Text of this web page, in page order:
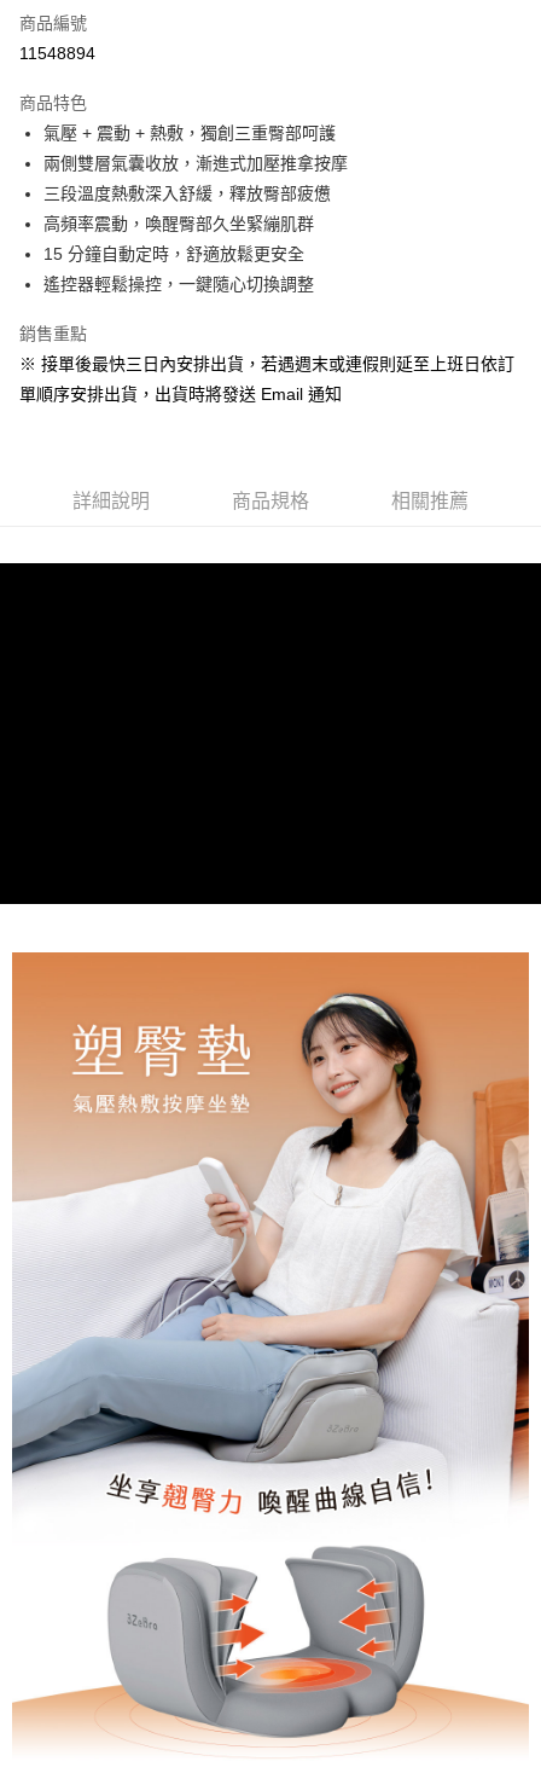
【繳款方式說明】
醒簡訊。
帳／街口支付／iPASS MONEY」等通路繳費。
1.本服務係由「台灣大哥大股份有限公司」（以下簡稱本公司）所提供，讓
用戶於交易時，得透過本服務購買商品或服務，並由商店將買賣／分期付款
買賣價金債權讓與本公司後，依約使用本公司帳單繳交帳款。
2.基於同意付款使用「大哥付你分期」之契約關係目的，商店將以您的個人
資料（包含姓名、電話或地址）提供予台灣大哥大進項蒐集、處理及利用，
由本公司與您本人進行分期帳單所需資料之確認、核對及更正。
商品編號
11548894
商品特色
氣壓 + 震動 + 熱敷，獨創三重臀部呵護
兩側雙層氣囊收放，漸進式加壓推拿按摩
三段溫度熱敷深入舒緩，釋放臀部疲憊
高頻率震動，喚醒臀部久坐緊繃肌群
15 分鐘自動定時，舒適放鬆更安全
遙控器輕鬆操控，一鍵隨心切換調整
銷售重點
※ 接單後最快三日內安排出貨，若遇週末或連假則延至上班日依訂
單順序安排出貨，出貨時將發送 Email 通知
詳細說明 商品規格 相關推薦